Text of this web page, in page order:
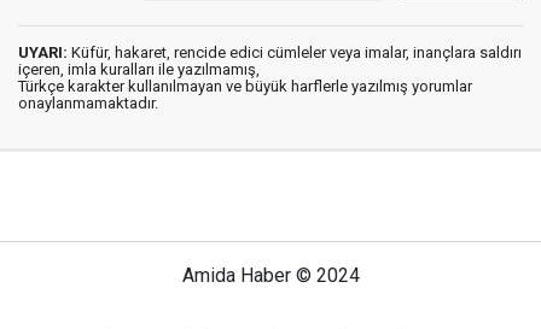
UYARI: Küfür, hakaret, rencide edici cümleler veya imalar, inançlara saldırı
içeren, imla kuralları ile yazılmamış,
Türkçe karakter kullanılmayan ve büyük harflerle yazılmış yorumlar
onaylanmamaktadır.
Amida Haber © 2024